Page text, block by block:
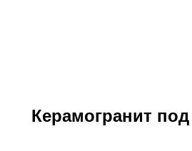
Керамогранит